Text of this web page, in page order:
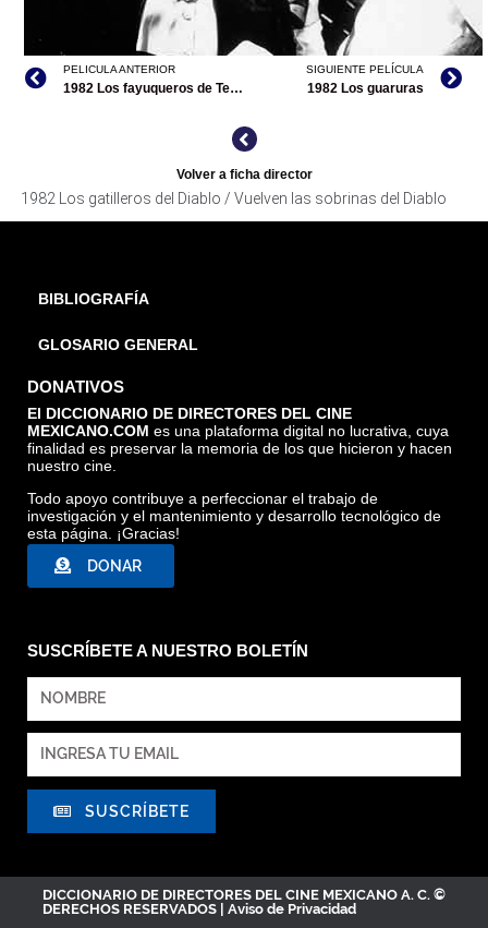
LOS GATILLEROS DEL DIABLO / VUELVEN LAS SOBRINAS
DEL DIABLO, ARCHIVO DDCM
LOS GATILLEROS DEL DIABLO / VUELVEN LAS SOBRINAS
DEL DIABLO, ARCHIVO DDCM
PELICULA ANTERIOR
1982 Los fayuqueros de Tepito
SIGUIENTE PELÍCULA
1982 Los guaruras
Volver a ficha director
1982 Los gatilleros del Diablo / Vuelven las sobrinas del Diablo
BIBLIOGRAFÍA
GLOSARIO GENERAL
DONATIVOS
El DICCIONARIO DE DIRECTORES DEL CINE
MEXICANO.COM es una plataforma digital no lucrativa, cuya
finalidad es preservar la memoria de los que hicieron y hacen
nuestro cine.
Todo apoyo contribuye a perfeccionar el trabajo de
investigación y el mantenimiento y desarrollo tecnológico de
esta página. ¡Gracias!
DONAR
SUSCRÍBETE A NUESTRO BOLETÍN
SUSCRÍBETE
DICCIONARIO DE DIRECTORES DEL CINE MEXICANO A. C. ©
DERECHOS RESERVADOS | Aviso de Privacidad